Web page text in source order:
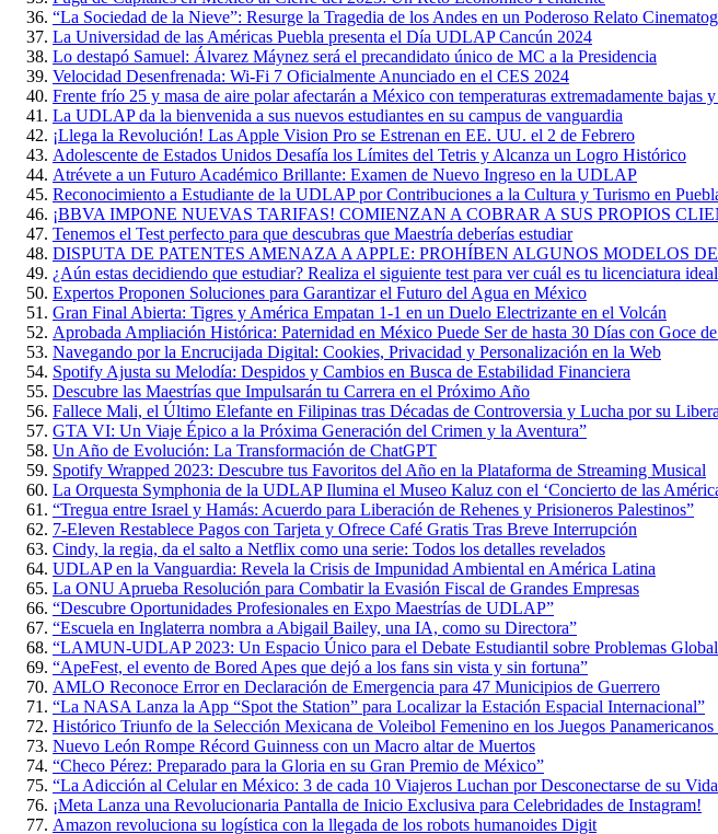
“La Sociedad de la Nieve”: Resurge la Tragedia de los Andes en un Poderoso Relato
La Universidad de las Américas Puebla presenta el Día UDLAP Cancún 2024
Lo destapó Samuel: Álvarez Máynez será el precandidato único de MC a la Presidencia
Velocidad Desenfrenada: Wi-Fi 7 Oficialmente Anunciado en el CES 2024
Frente frío 25 y masa de aire polar afectarán a México con temperaturas extremadamente bajas
La UDLAP da la bienvenida a sus nuevos estudiantes en su campus de vanguardia
¡Llega la Revolución! Las Apple Vision Pro se Estrenan en EE. UU. el 2 de Febrero
Adolescente de Estados Unidos Desafía los Límites del Tetris y Alcanza un Logro Histórico
Atrévete a un Futuro Académico Brillante: Examen de Nuevo Ingreso en la UDLAP
Reconocimiento a Estudiante de la UDLAP por Contribuciones a la Cultura y Turismo en
¡BBVA IMPONE NUEVAS TARIFAS! COMIENZAN A COBRAR A SUS PROPIOS
Tenemos el Test perfecto para que descubras que Maestría deberías estudiar
DISPUTA DE PATENTES AMENAZA A APPLE: PROHÍBEN ALGUNOS MODELOS
¿Aún estas decidiendo que estudiar? Realiza el siguiente test para ver cuál es tu licenciatura ideal
Expertos Proponen Soluciones para Garantizar el Futuro del Agua en México
Gran Final Abierta: Tigres y América Empatan 1-1 en un Duelo Electrizante en el Volcán
Aprobada Ampliación Histórica: Paternidad en México Puede Ser de hasta 30 Días con Goce
Navegando por la Encrucijada Digital: Cookies, Privacidad y Personalización en la Web
Spotify Ajusta su Melodía: Despidos y Cambios en Busca de Estabilidad Financiera
Descubre las Maestrías que Impulsarán tu Carrera en el Próximo Año
Fallece Mali, el Último Elefante en Filipinas tras Décadas de Controversia y Lucha por su
GTA VI: Un Viaje Épico a la Próxima Generación del Crimen y la Aventura”
Un Año de Evolución: La Transformación de ChatGPT
Spotify Wrapped 2023: Descubre tus Favoritos del Año en la Plataforma de Streaming Musical
La Orquesta Symphonia de la UDLAP Ilumina el Museo Kaluz con el ‘Concierto de las
“Tregua entre Israel y Hamás: Acuerdo para Liberación de Rehenes y Prisioneros Palestinos”
7-Eleven Restablece Pagos con Tarjeta y Ofrece Café Gratis Tras Breve Interrupción
Cindy, la regia, da el salto a Netflix como una serie: Todos los detalles revelados
UDLAP en la Vanguardia: Revela la Crisis de Impunidad Ambiental en América Latina
La ONU Aprueba Resolución para Combatir la Evasión Fiscal de Grandes Empresas
“Descubre Oportunidades Profesionales en Expo Maestrías de UDLAP”
“Escuela en Inglaterra nombra a Abigail Bailey, una IA, como su Directora”
“LAMUN-UDLAP 2023: Un Espacio Único para el Debate Estudiantil sobre Problemas
“ApeFest, el evento de Bored Apes que dejó a los fans sin vista y sin fortuna”
AMLO Reconoce Error en Declaración de Emergencia para 47 Municipios de Guerrero
“La NASA Lanza la App “Spot the Station” para Localizar la Estación Espacial Internacional”
Histórico Triunfo de la Selección Mexicana de Voleibol Femenino en los Juegos Panamericanos
Nuevo León Rompe Récord Guinness con un Macro altar de Muertos
“Checo Pérez: Preparado para la Gloria en su Gran Premio de México”
“La Adicción al Celular en México: 3 de cada 10 Viajeros Luchan por Desconectarse de su
¡Meta Lanza una Revolucionaria Pantalla de Inicio Exclusiva para Celebridades de Instagram!
Amazon revoluciona su logística con la llegada de los robots humanoides Digit